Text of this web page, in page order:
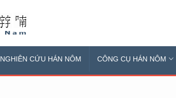
NGHIÊN CỨU HÁN NÔM CÔNG CỤ HÁN NÔM